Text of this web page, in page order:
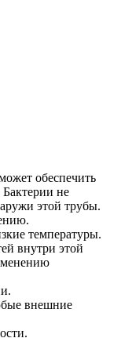
обеспечить
не
этой трубы.
температуры.
внутри этой
внешние